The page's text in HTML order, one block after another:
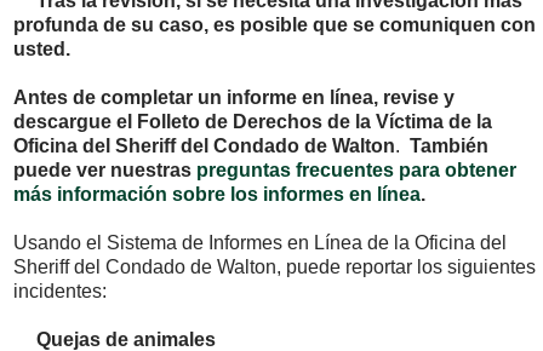
profunda de su caso, es posible que se comuniquen con
usted.
Antes de completar un informe en línea, revise y
descargue el Folleto de Derechos de la Víctima de la
Oficina del Sheriff del Condado de Walton. También
puede ver nuestras preguntas frecuentes para obtener
más información sobre los informes en línea.
Usando el Sistema de Informes en Línea de la Oficina del
Sheriff del Condado de Walton, puede reportar los siguientes
incidentes:
Quejas de animales